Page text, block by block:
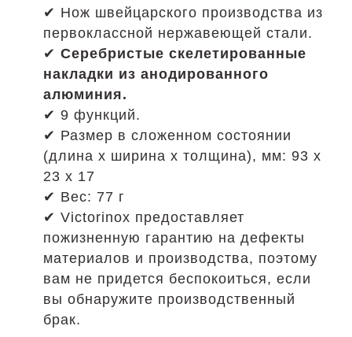
✔ Нож швейцарского производства из
первоклассной нержавеющей стали.
✔ Серебристые скелетированные
накладки из анодированного
алюминия.
✔ 9 функций.
✔ Размер в сложенном состоянии
(длина х ширина х толщина), мм: 93 х
23 х 17
✔ Вес: 77 г
✔ Victorinox предоставляет
пожизненную гарантию на дефекты
материалов и производства, поэтому
вам не придется беспокоиться, если
вы обнаружите производственный
брак.